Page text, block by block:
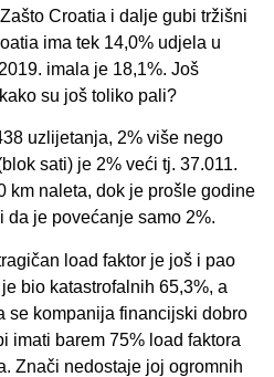
Croatia i dalje gubi tržišni
ima tek 14,0% udjela u
imala je 18,1%. Još
su još toliko pali?
uzlijetanja, 2% više nego
sati) je 2% veći tj. 37.011.
km naleta, dok je prošle godine
da je povećanje samo 2%.
load faktor je još i pao
bio katastrofalnih 65,3%, a
se kompanija financijski dobro
imati barem 75% load faktora
Znači nedostaje joj ogromnih